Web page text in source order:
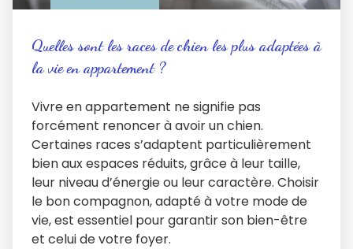
Quelles sont les races de chien les plus adaptées à
la vie en appartement ?
Vivre en appartement ne signifie pas
forcément renoncer à avoir un chien.
Certaines races s’adaptent particulièrement
bien aux espaces réduits, grâce à leur taille,
leur niveau d’énergie ou leur caractère. Choisir
le bon compagnon, adapté à votre mode de
vie, est essentiel pour garantir son bien-être
et celui de votre foyer.